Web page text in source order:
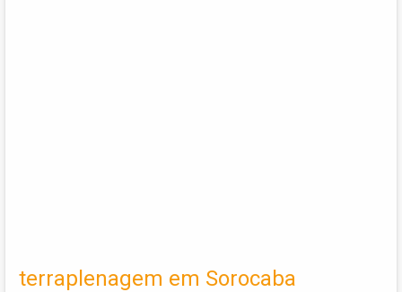
terraplenagem em Sorocaba